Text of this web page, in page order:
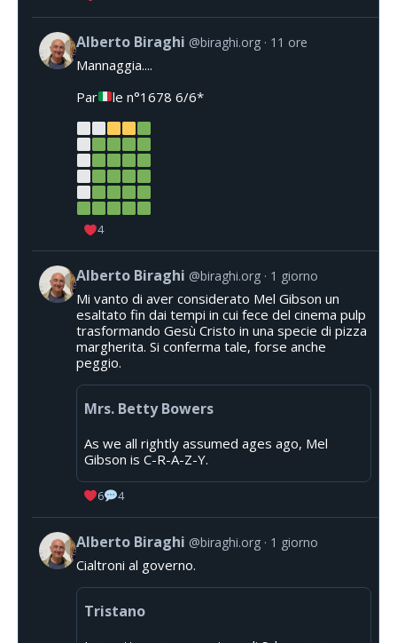
Alberto Biraghi @biraghi.org 11 ore
Mannaggia....
Par
le n°1678 6/6*
4
Alberto Biraghi @biraghi.org 1 giorno
Mi vanto di aver considerato Mel Gibson un
esaltato fin dai tempi in cui fece del cinema pulp
trasformando Gesù Cristo in una specie di pizza
margherita. Si conferma tale, forse anche
peggio.
Mrs. Betty Bowers
As we all rightly assumed ages ago, Mel
Gibson is C-R-A-Z-Y.
6 4
Alberto Biraghi @biraghi.org 1 giorno
Cialtroni al governo.
Tristano